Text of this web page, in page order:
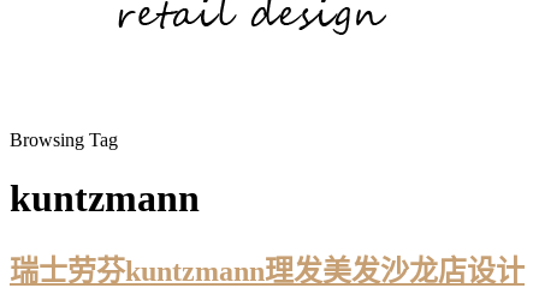
Browsing Tag
kuntzmann
瑞士劳芬kuntzmann理发美发沙龙店设计